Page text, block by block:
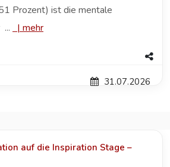
Prozent) ist die mentale
| mehr
31.07.2026
auf die Inspiration Stage –